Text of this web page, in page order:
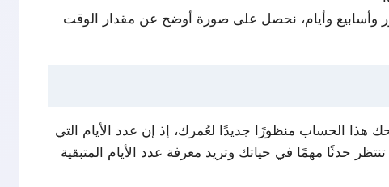
وأسابيع وأيام، نحصل على صورة أوضح عن مقدار الوقت
في 365 يومًا، أو 366 في حالة السنة الكبيسة. يمنحك هذا الحساب منظورًا جديدًا لعُمرك، إذ إن عدد الأيام التي
حدثًا مهمًا في حياتك وتريد معرفة عدد الأيام المتبقية